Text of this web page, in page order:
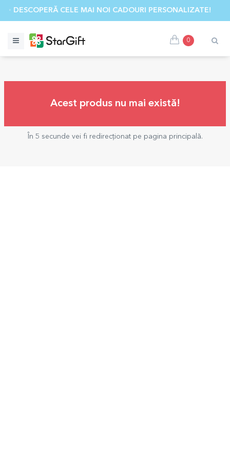
✨ DESCOPERĂ CELE MAI NOI CADOURI PERSONALIZATE! ☀️
0
Acest produs nu mai există!
În 5 secunde vei fi redirecționat pe pagina principală.